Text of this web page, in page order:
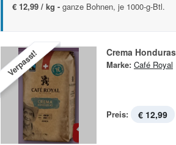
€ 12,99 / kg - ganze Bohnen, je 1000-g-Btl.
Verpasst! Crema Honduras
Marke: Café Royal
Preis: € 12,99